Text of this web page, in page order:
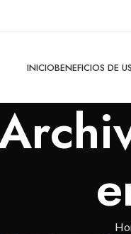
INICIOBENEFICIOS DE